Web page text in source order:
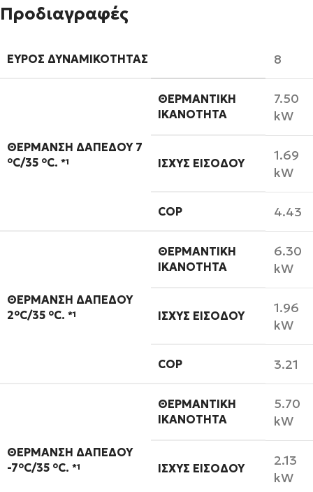
Προδιαγραφές
ΕΎΡΟΣ ΔΥΝΑΜΙΚΌΤΗΤΑΣ 8
ΘΈΡΜΑΝΣΗ ΔΑΠΈΔΟΥ 7
°C/35 °C. *1
ΘΕΡΜΑΝΤΙΚΉ
ΙΚΑΝΌΤΗΤΑ
7.50
kW
ΙΣΧΎΣ ΕΙΣΌΔΟΥ
1.69
kW
COP 4.43
ΘΈΡΜΑΝΣΗ ΔΑΠΈΔΟΥ
2°C/35 °C. *1
ΘΕΡΜΑΝΤΙΚΉ
ΙΚΑΝΌΤΗΤΑ
6.30
kW
ΙΣΧΎΣ ΕΙΣΌΔΟΥ
1.96
kW
COP 3.21
ΘΈΡΜΑΝΣΗ ΔΑΠΈΔΟΥ
-7°C/35 °C. *1
ΘΕΡΜΑΝΤΙΚΉ
ΙΚΑΝΌΤΗΤΑ
5.70
kW
ΙΣΧΎΣ ΕΙΣΌΔΟΥ
2.13
kW